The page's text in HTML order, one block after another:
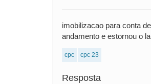
imobilizacao para conta
andamento e estornou o
cpc cpc 23
Resposta